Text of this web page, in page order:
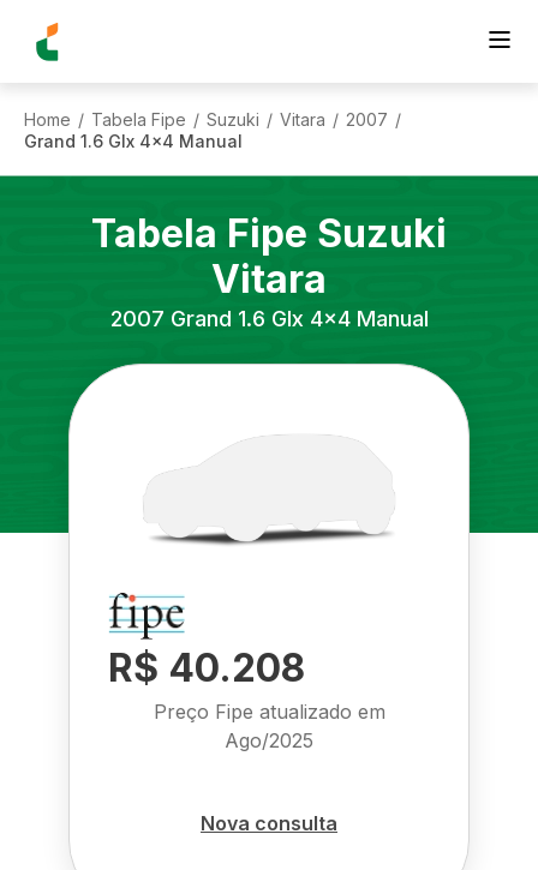
Home / Tabela Fipe / Suzuki / Vitara / 2007 /
Grand 1.6 Glx 4x4 Manual
Tabela Fipe Suzuki
Vitara
2007 Grand 1.6 Glx 4x4 Manual
R$ 40.208
Preço Fipe atualizado em
Ago/2025
Nova consulta